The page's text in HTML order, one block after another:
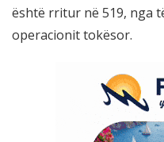
është rritur në 519, nga
operacionit tokësor.